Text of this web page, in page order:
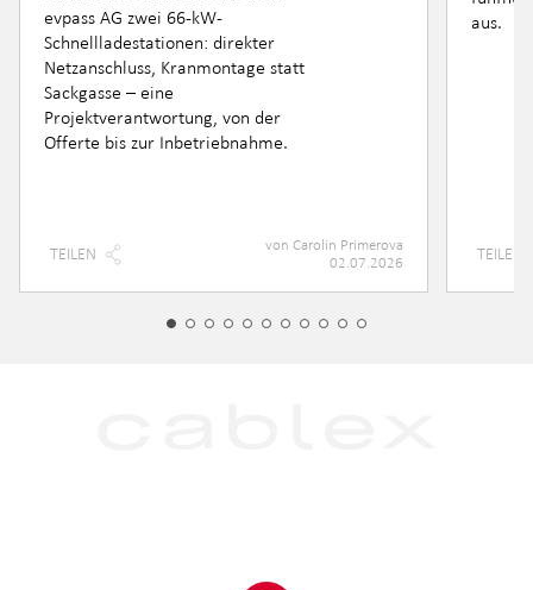
evpass AG zwei 66-kW-
Schnellladestationen: direkter
Netzanschluss, Kranmontage statt
Sackgasse – eine
Projektverantwortung, von der
Offerte bis zur Inbetriebnahme.
TEILEN vonCarolin Primerova
02.07.2026
aus.
TEILEN